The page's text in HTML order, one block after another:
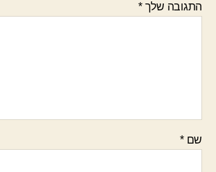
התגובה שלך*
שם*